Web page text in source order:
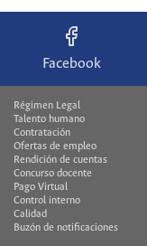
Facebook
Régimen Legal
Talento humano
Contratación
Ofertas de empleo
Rendición de cuentas
Concurso docente
Pago Virtual
Control interno
Calidad
Buzón de notificaciones